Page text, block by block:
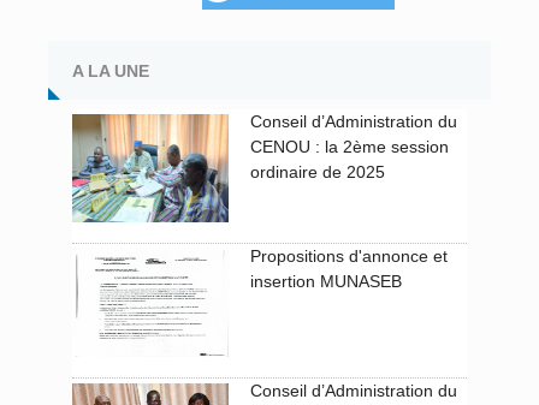
A LA UNE
Conseil d’Administration du
CENOU : la 2ème session
ordinaire de 2025
Propositions d'annonce et
insertion MUNASEB
Conseil d’Administration du